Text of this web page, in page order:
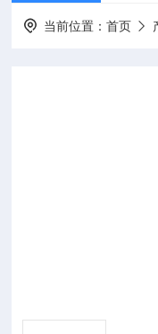
当前位置：首页